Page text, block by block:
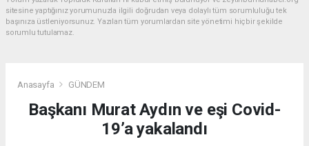
sitesine yaptığınız yorumunuzla ilgili doğrudan veya dolaylı tüm sorumluluğu tek
başınıza üstleniyorsunuz. Yazılan tüm yorumlardan site yönetimi hiçbir şekilde
sorumlu tutulamaz.
Anasayfa GÜNDEM
Başkanı Murat Aydın ve eşi Covid-
19’a yakalandı